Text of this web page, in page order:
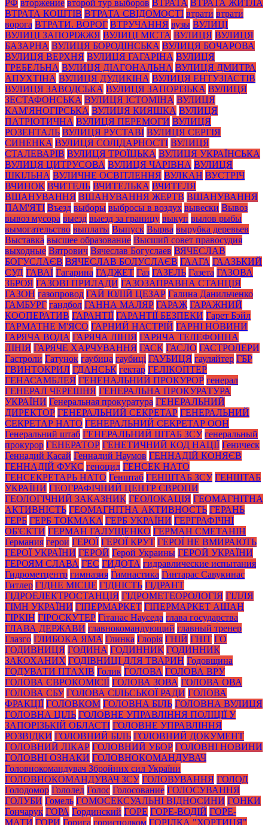
РФ вторжение второй тур выборов ВТРАТА ВТРАТА ЖИТЛА
ВТРАТА КОШТІВ ВТРАТА СВІДОМОСТІ втрати втрати
ворога ВТРАТИ. ВОРОГ ВТРУЧАННЯ вузы ВУЛИЦІ
ВУЛИЦІ ЗАПОРІЖЖЯ ВУЛИЦІ МІСТА ВУЛИЦЯ ВУЛИЦЯ
БАЗАРНА ВУЛИЦЯ БОРОДІНСЬКА ВУЛИЦЯ БОЧАРОВА
ВУЛИЦЯ ВЕРХНЯ ВУЛИЦЯ ГАГАРІНА ВУЛИЦЯ
ГРЕБЕЛЬНА ВУЛИЦЯ ДІАГОНАЛЬНА ВУЛИЦЯ ДМИТРА
АПУХТІНА ВУЛИЦЯ ДУДИКІНА ВУЛИЦЯ ЕНТУЗІАСТІВ
ВУЛИЦЯ ЗАВОДСЬКА ВУЛИЦЯ ЗАПОРІЗЬКА ВУЛИЦЯ
ЗЕСТАФОНСЬКА ВУЛИЦЯ ІСТОМІНА ВУЛИЦЯ
КАМ'ЯНОГІРСЬКА ВУЛИЦЯ КИЯШКА ВУЛИЦЯ
ПАТРІОТИЧНА ВУЛИЦЯ ПЕРЕМОГИ ВУЛИЦЯ
РОЗЕНТАЛЬ ВУЛИЦЯ РУСТАВІ ВУЛИЦЯ СЕРГІЯ
СИНЕНКА ВУЛИЦЯ СОЛІДАРНОСТІ ВУЛИЦЯ
СТАЛЕВАРІВ ВУЛИЦЯ ТРОЇЦЬКА ВУЛИЦЯ УКРАЇНСЬКА
ВУЛИЦЯ ЦИТРУСОВА ВУЛИЦЯ ЧАРІВНА ВУЛИЦЯ
ШКІЛЬНА ВУЛИЧНЕ ОСВІТЛЕННЯ ВУЛКАН ВУСТРІЧ
ВЧИНОК ВЧИТЕЛЬ ВЧИТЕЛЬКА ВЧИТЕЛЯ
ВШАНУВАННЯ ВШАНУВАННЯ ЖЕРТВ ВШАНУВАННЯ
ПАМ'ЯТІ Въезд выборы выбросы в воздух вывески Вывоз
вывоз мусора выезд выезд за границу выкуп вылов рыбы
вымогательство выплаты Выпуск Вырва вырубка деревьев
Выставка высшее образование Высший совет правосудия
выходные Вятрович Вячеслав Богуслаев ВЯЧЕСЛАВ
БОГУСЛАЄВ ВЯЧЕСЛАВ БОЛУСЛАЄВ ГААГА ГААЗЬКИЙ
СУД ГАВАЇ Гагарина ГАДЖЕТ Газ ГАЗЕЛЬ Газета ГАЗОВА
ЗБРОЯ ГАЗОВІ ПРИЛАДИ ГАЗОЗАПРАВНА СТАНЦІЯ
ГАЗОН газопровод ГАЙ ЮЛІЙ ЦЕЗАР Галина Данильченко
ГАМБУРГ гандбол ГАННА МАЛЯР ГАРАЖ ГАРАЖНИЙ
КООПЕРАТИВ ГАРАНТІЇ ГАРАНТІЇ БЕЗПЕКИ Гарет Бэйл
ГАРМАТНЕ М'ЯСО ГАРНИЙ НАСТРІЙ ГАРНІ НОВИНИ
ГАРЯЧА ВОДА ГАРЯЧА ЛІНІЯ ГАРЯЧА ТЕЛЕФОННА
ЛІНІЯ ГАРЯЧЕ ХАРЧУВАННЯ ГАСК ГАСЛО ГАСТРОЛЕРИ
Гастроли Гатунок гаубица гаубиці ГАУБИЦЯ гауляйтер ГБР
ГВИНТОКРИЛ ГДАНСЬК гектар ГЕЛІКОПТЕР
ГЕНАСАМБЛЕЯ ГЕНЕНАЛЬНИЙ ПРОКУРОР генерал
ГЕНЕРАЛ ЧЕРЕШНЯ ГЕНЕРАЛЬНА ПРОКУРАТУРА
УКРАЇНИ Генеральная прокуратура ГЕНЕРАЛЬНИЙ
ДИРЕКТОР ГЕНЕРАЛЬНИЙ СЕКРЕТАР ГЕНЕРАЛЬНИЙ
СЕКРЕТАР НАТО ГЕНЕРАЛЬНИЙ СЕКРЕТАР ООН
Генеральний штаб ГЕНЕРАЛЬНИЙ ШТАБ ЗСУ генеральный
прокурор ГЕНЕРАТОР ГЕНЕТИЧНИЙ КОД НАЦІЇ Геническ
Геннадий Касай Геннадий Наумов ГЕННАДІЙ КОНЯЄВ
ГЕННАДІЙ ФУКС геноцид ГЕНСЕК НАТО
ГЕНСЕКРЕТАРЬ НАТО Генштаб ГЕНШТАБ ЗСУ ГЕНШТАБ
УКРАЇНИ ГЕОГРАФІЧНИЙ ЦЕНТР ЄВРОПИ
ГЕОЛОГІЧНИЙ ЗАКАЗНИК ГЕОЛОКАЦІЯ ГЕОМАГНІТНА
АКТИВНІСТЬ ГЕОМАГНІТНА АКТИВНОСТЬ ГЕРАНЬ
ГЕРБ ГЕРБ ТОКМАКА ГЕРБ УКРАЇНИ ГЕРГРАФІЧНІ
ОБ'ЄКТИ ГЕРМАН ГАЛУЩЕНКО ГЕРМАН СМЕТАНІН
Германия герои ГЕРОЇ ГЕРОЇ КРУТ ГЕРОЇ НЕ ВМИРАЮТЬ
ГЕРОЇ УКРАЇНИ ГЕРОЙ Герой Украины ГЕРОЙ УКРАЇНИ
ГЕРОЯМ СЛАВА ГЕС ГИДОТА гидравлические испытания
Гидрометцентр гимназия Гимнастика Гинтарас Савукинас
Гитлер ГІДНЕ МІСЦЕ ГІДНІСТЬ ГІДРАНТ
ГІДРОЕЛЕКТРОСТАНЦІЯ ГІДРОМЕТЕОРОЛОГІЯ ГІЛЛЯ
ГІМН УКРАЇНИ ГІПЕРМАРКЕТ ГІПЕРМАРКЕТ АШАН
ГІРКІН ГІРОСКУТЕР Гітанас Науседа глава государства
ГЛАВА ДЕРЖАВИ главнокомандующий главный тренер
Глазго ГЛИБОКА ЯМА Глинка Глорія ГНІЙ ГНІТ ГО
ГОДИВНИЦЯ ГОДИНА ГОДИННИК ГОДИННИК
ЗАКОХАНИХ ГОДІВНИЦІ ДЛЯ ТВАРИН Годовщина
ГОДУВАТИ ПТАХІВ Голик ГОЛОВА ГОЛОВА ВРУ
ГОЛОВА ЄВРОКОМІСІЇ ГОЛОВА ЗОВА ГОЛОВА ОВА
ГОЛОВА СБУ ГОЛОВА СІЛЬСЬКОЇ РАДИ ГОЛОВА
ФРАКЦІЇ ГОЛОВКОМ ГОЛОВНА БІЛЬ ГОЛОВНА ВУЛИЦЯ
ГОЛОВНА ЦІЛЬ ГОЛОВНЕ УПРАВЛІННЯ ПОЛІЦІЇ У
ЗАПОРІЗЬКІЙ ОБЛАСТІ ГОЛОВНЕ УПРАВЛІННЯ
РОЗВІДКИ ГОЛОВНИЙ БІЛЬ ГОЛОВНИЙ ДОКУМЕНТ
ГОЛОВНИЙ ЛІКАР ГОЛОВНИЙ УБОР ГОЛОВНІ НОВИНИ
ГОЛОВНІ ОЗНАКИ ГОЛОВНОКОМАНДУВАЧ
Головнокомандувач Збройних сил України
ГОЛОВНОКОМАНДУВАЧ ЗСУ ГОЛОВУВАННЯ ГОЛОД
Голодомор Гололед Голос Голосование ГОЛОСУВАННЯ
ГОЛУБИ Гомель ГОМОСЕКСУАЛЬНІ ВІДНОСИНИ ГОНКИ
Гончарук ГОРА Гординский ГОРЕ ГОРЕ-ВОДІЙ ГОРЕ-
МАТИ ГОРИ Горига горисполком ГОРІЛКА "ХОРТИЦЯ"